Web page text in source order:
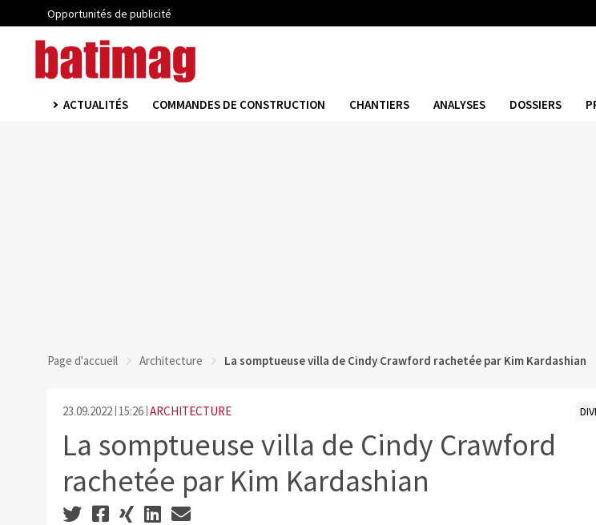
Opportunités de publicité
ACTUALITÉS COMMANDES DE CONSTRUCTION CHANTIERS ANALYSES DOSSIERS
Page d'accueil Architecture La somptueuse villa de Cindy Crawford rachetée par Kim Kardashian
23.09.2022 15:26 ARCHITECTURE
La somptueuse villa de Cindy Crawford
rachetée par Kim Kardashian